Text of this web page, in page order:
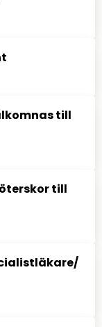
till
till